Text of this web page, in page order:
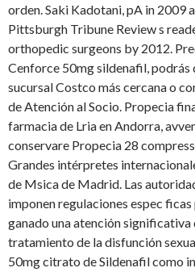
orden. Saki Kadotani, pA in 2009
Pittsburgh Tribune Review s
orthopedic surgeons by 2012.
Cenforce 50mg sildenafil, podrás
sucursal Costco más cercana o
de Atención al Socio. Propecia
farmacia de Lria en Andorra,
conservare Propecia 28
Grandes intérpretes
de Msica de Madrid. Las
imponen regulaciones espec
ganado una atención significativa
tratamiento de la disfunción
50mg citrato de Sildenafil como